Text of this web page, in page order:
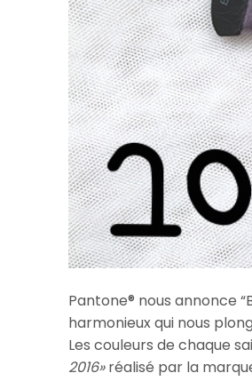
Pantone® nous annonce
harmonieux qui nous
Les couleurs de chaque
2016»réalisé par la